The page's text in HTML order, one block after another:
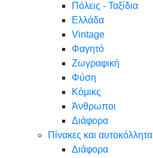
Πόλεις - Ταξίδια
Ελλάδα
Vintage
Φαγητό
Ζωγραφική
Φύση
Κόμικς
Άνθρωποι
Διάφορα
Πίνακες και αυτοκόλλητα
Διάφορα